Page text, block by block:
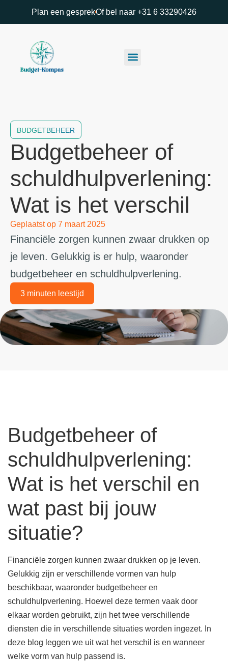
Plan een gesprekOf bel naar +31 6 33290426
BUDGETBEHEER
Budgetbeheer of
schuldhulpverlening:
Wat is het verschil
Geplaatst op 7 maart 2025
Financiële zorgen kunnen zwaar drukken op
je leven. Gelukkig is er hulp, waaronder
budgetbeheer en schuldhulpverlening.
3 minuten leestijd
Budgetbeheer of
schuldhulpverlening:
Wat is het verschil en
wat past bij jouw
situatie?
Financiële zorgen kunnen zwaar drukken op je leven.
Gelukkig zijn er verschillende vormen van hulp
beschikbaar, waaronder budgetbeheer en
schuldhulpverlening. Hoewel deze termen vaak door
elkaar worden gebruikt, zijn het twee verschillende
diensten die in verschillende situaties worden ingezet. In
deze blog leggen we uit wat het verschil is en wanneer
welke vorm van hulp passend is.